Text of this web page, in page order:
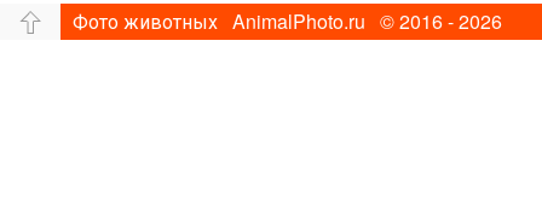
Фото животных AnimalPhoto.ru © 2016 - 2026